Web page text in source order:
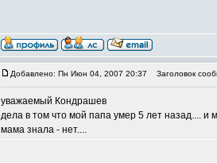
Добавлено: Пн Июн 04, 2007 20:37 Заголовок
уважаемый Кондрашев
дела в том что мой папа умер 5 лет назад.... и
мама знала - нет....